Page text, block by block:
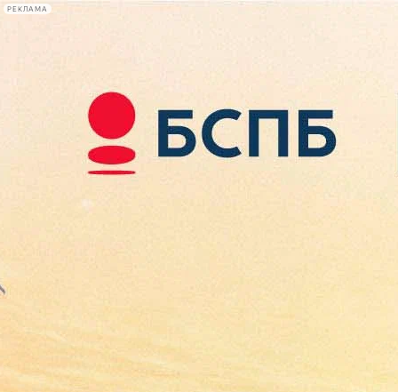
РЕКЛАМА
Сегодня:
2026.08.09
09:52
Афиша Plus